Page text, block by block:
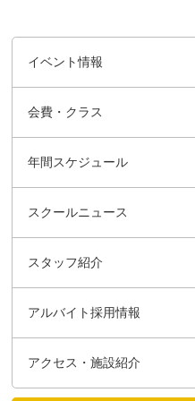
イベント情報
会費・クラス
年間スケジュール
スクールニュース
スタッフ紹介
アルバイト採用情報
アクセス・施設紹介